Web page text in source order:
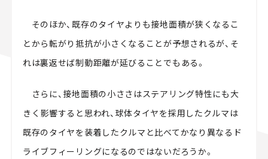
そのほか、既存のタイヤよりも接地面積が狭くなるこ
とから転がり抵抗が小さくなることが予想されるが、そ
れは裏返せば制動距離が延びることでもある。
さらに、接地面積の小ささはステアリング特性にも大
きく影響すると思われ、球体タイヤを採用したクルマは
既存のタイヤを装着したクルマと比べてかなり異なるド
ライブフィーリングになるのではないだろうか。